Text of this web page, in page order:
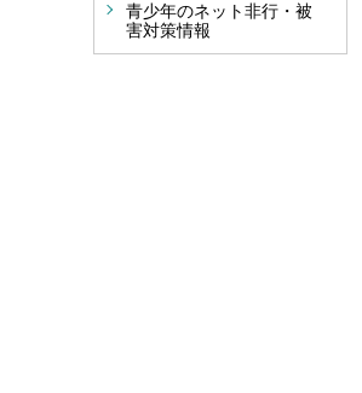
青少年のネット非行・被
害対策情報